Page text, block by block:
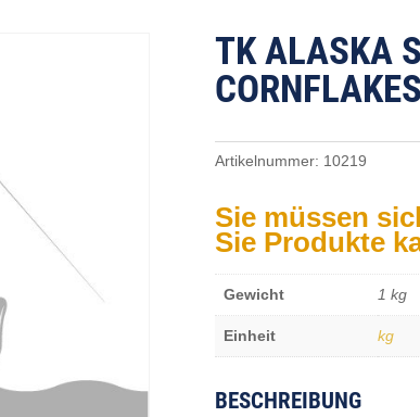
TK ALASKA
Artikelnummer: 10219
Sie müssen
Sie Produkte
Gewicht 1 kg
Einheit kg
BESCHREIBUNG